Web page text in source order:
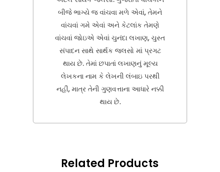
બીજે ભાગ્યે જ વાંચવા મળે એવાં, તેમને
વાંચવાં ગમે એવાં અને કેટલાંક તેમણે
વાંચવાં જોઇએ એવાં ચુનંદા લખાણ, ચુસ્ત
સંપાદન સાથે સાર્થક જલસો માં પ્રગટ
થાય છે. તેમાં છપાતાં લખાણનું મૂલ્ય
લેખકના નામ કે લેખની લંબાઇ પરથી
નહીં, માત્ર તેની ગુણવત્તાના આધારે નક્કી
થાય છે.
Related Products